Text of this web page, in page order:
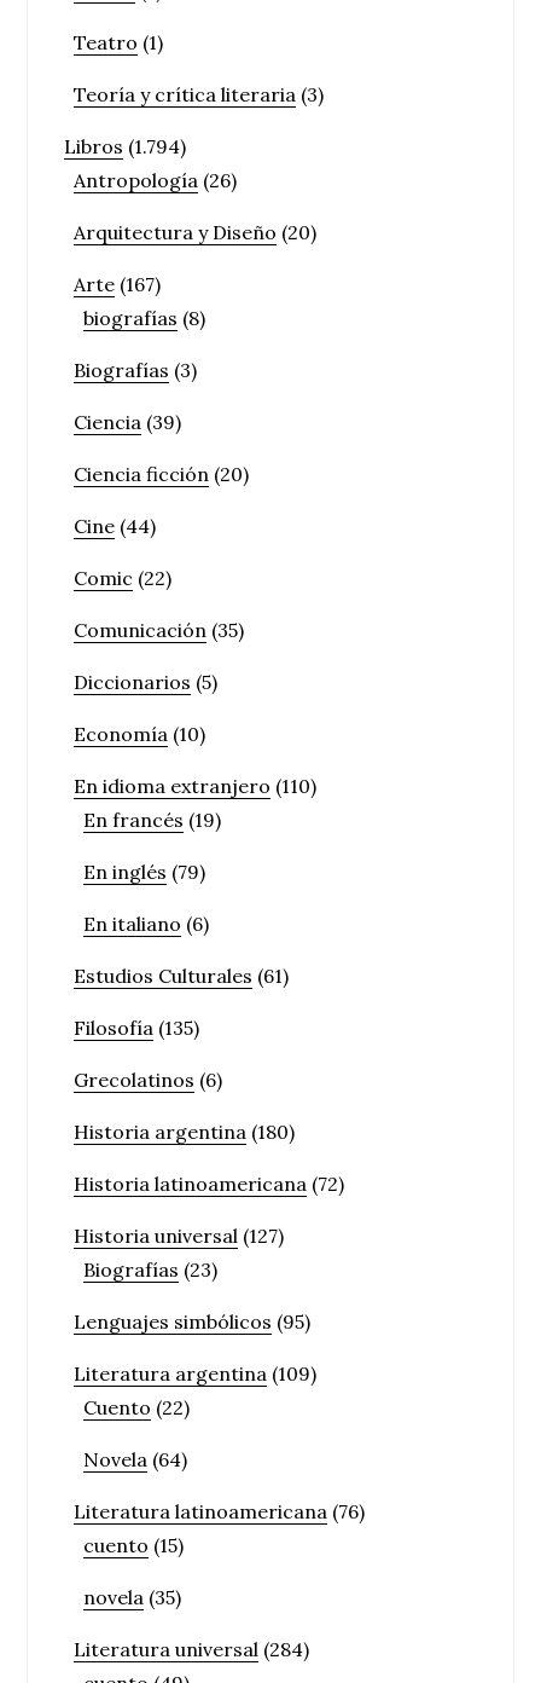
Teatro (1)
Teoría y crítica literaria (3)
Libros (1.794)
Antropología (26)
Arquitectura y Diseño (20)
Arte (167)
biografías (8)
Biografías (3)
Ciencia (39)
Ciencia ficción (20)
Cine (44)
Comic (22)
Comunicación (35)
Diccionarios (5)
Economía (10)
En idioma extranjero (110)
En francés (19)
En inglés (79)
En italiano (6)
Estudios Culturales (61)
Filosofía (135)
Grecolatinos (6)
Historia argentina (180)
Historia latinoamericana (72)
Historia universal (127)
Biografías (23)
Lenguajes simbólicos (95)
Literatura argentina (109)
Cuento (22)
Novela (64)
Literatura latinoamericana (76)
cuento (15)
novela (35)
Literatura universal (284)